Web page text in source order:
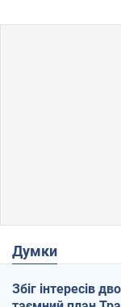
Думки
Збіг інтересів